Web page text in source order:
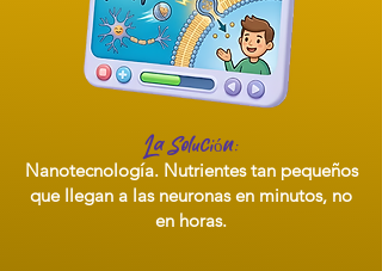
La Solución:
Nanotecnología. Nutrientes tan pequeños
que llegan a las neuronas en minutos, no
en horas.